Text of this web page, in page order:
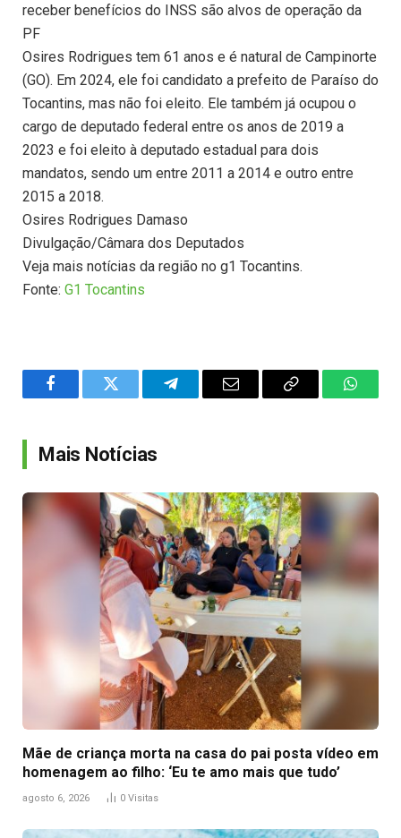
receber benefícios do INSS são alvos de operação da
PF
Osires Rodrigues tem 61 anos e é natural de Campinorte
(GO). Em 2024, ele foi candidato a prefeito de Paraíso do
Tocantins, mas não foi eleito. Ele também já ocupou o
cargo de deputado federal entre os anos de 2019 a
2023 e foi eleito à deputado estadual para dois
mandatos, sendo um entre 2011 a 2014 e outro entre
2015 a 2018.
Osires Rodrigues Damaso
Divulgação/Câmara dos Deputados
Veja mais notícias da região no g1 Tocantins.
Fonte: G1 Tocantins
FacebookTwitter TelegramEmail
Copy
Mais Notícias
Mãe de criança morta na casa do pai posta vídeo em
homenagem ao filho: ‘Eu te amo mais que tudo’
agosto 6, 2026 0 Visitas